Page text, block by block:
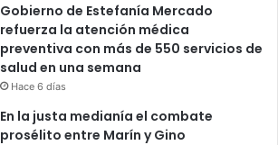
Gobierno de Estefanía Mercado
refuerza la atención médica
preventiva con más de 550 servicios de
salud en una semana
Hace 6 días
En la justa medianía el combate
prosélito entre Marín y Gino